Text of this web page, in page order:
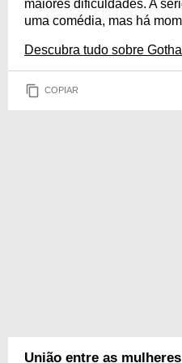
maiores dificuldades. A
uma comédia, mas há
Descubra tudo sobre
COPIAR
União entre as mulheres